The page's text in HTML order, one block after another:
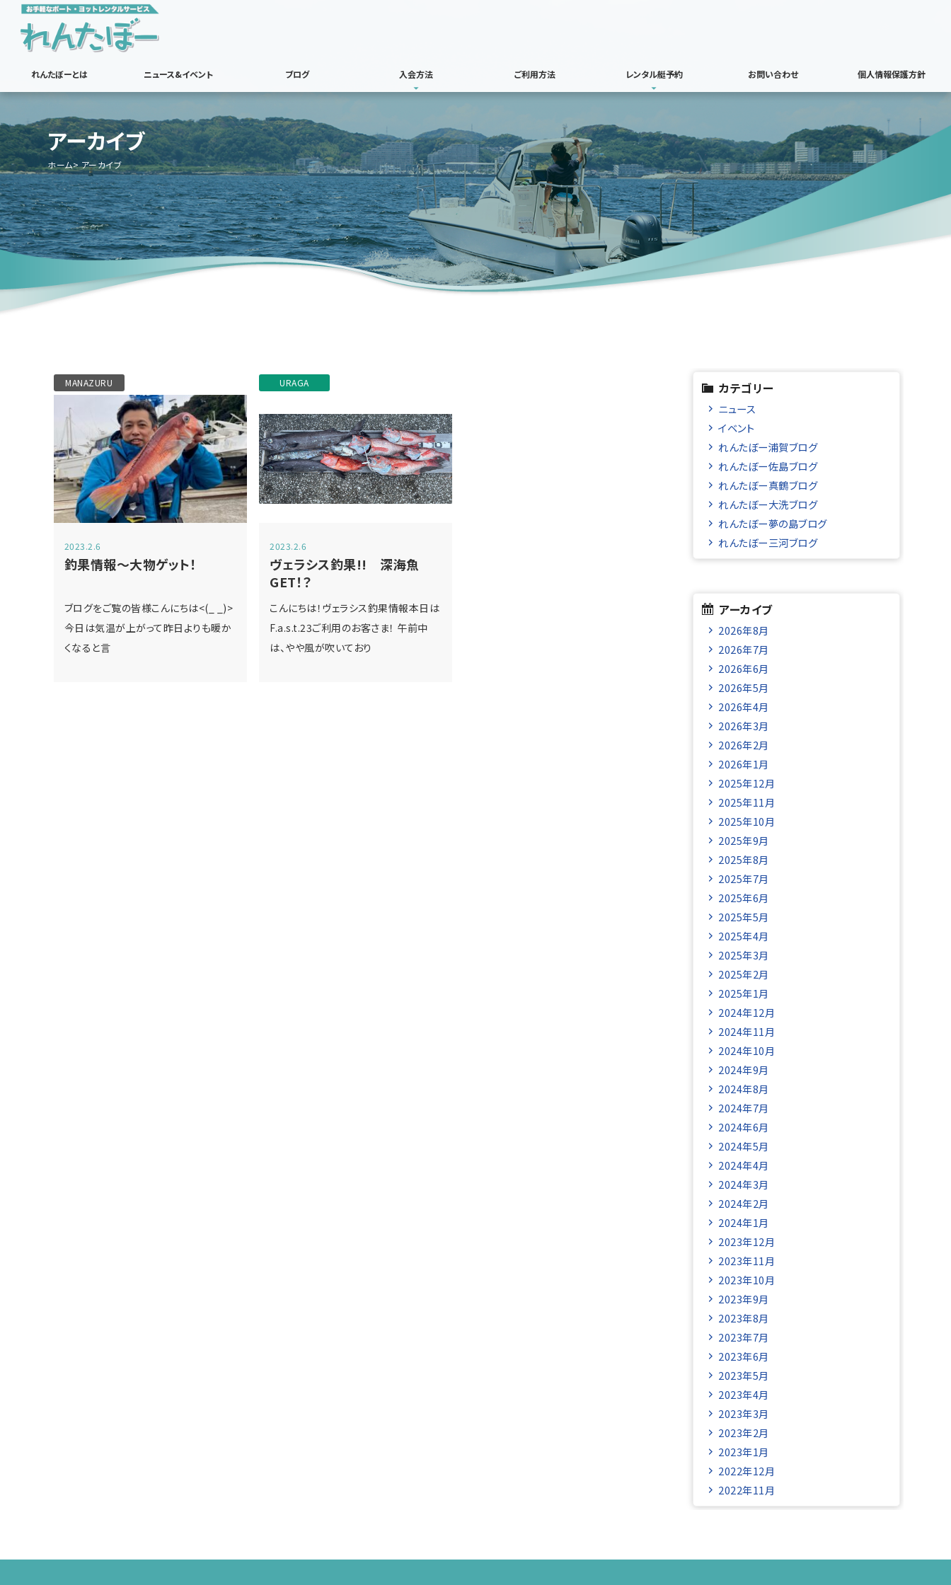
れんたぼーとは ニュース&イベント ブログ 入会方法 ご利用方法 レンタル艇予約 お問い合わせ 個人情報保護方針
アーカイブ
ホーム アーカイブ
MANAZURU
2023.2.6
釣果情報～大物ゲット！
ブログをご覧の皆様こんにちは<(_ _)>
今日は気温が上がって昨日よりも暖か
くなると言
URAGA
2023.2.6
ヴェラシス釣果!! 深海魚
GET！？
こんにちは！ヴェラシス釣果情報本日は
F.a.s.t.23ご利用のお客さま！ 午前中
は、やや風が吹いており
カテゴリー
ニュース
イベント
れんたぼー浦賀ブログ
れんたぼー佐島ブログ
れんたぼー真鶴ブログ
れんたぼー大洗ブログ
れんたぼー夢の島ブログ
れんたぼー三河ブログ
アーカイブ
2026年8月
2026年7月
2026年6月
2026年5月
2026年4月
2026年3月
2026年2月
2026年1月
2025年12月
2025年11月
2025年10月
2025年9月
2025年8月
2025年7月
2025年6月
2025年5月
2025年4月
2025年3月
2025年2月
2025年1月
2024年12月
2024年11月
2024年10月
2024年9月
2024年8月
2024年7月
2024年6月
2024年5月
2024年4月
2024年3月
2024年2月
2024年1月
2023年12月
2023年11月
2023年10月
2023年9月
2023年8月
2023年7月
2023年6月
2023年5月
2023年4月
2023年3月
2023年2月
2023年1月
2022年12月
2022年11月